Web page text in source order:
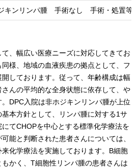
キンリンパ腫 手術なし 手術・処置等
、幅広い医療ニーズに対応してきてお
様、地域の血液疾患の拠点として、フ
しております。従って、年齢構成は幅
んの平均的な全身状態に依存して、や
DPC入院は非ホジキンリンパ腫が上位
本方針として、リンパ腫に対する1サ
てCHOPを中心とする標準化学療法を
能と判断された患者さんについては、
化学療法を実施しております。B細胞
かく、T細胞性リンパ腫の患者さんは